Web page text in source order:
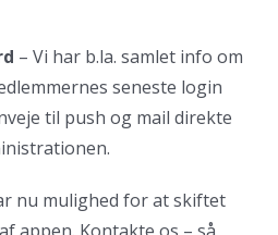
– Vi har b.la. samlet info om
seneste login
til push og mail direkte
nu mulighed for at skiftet